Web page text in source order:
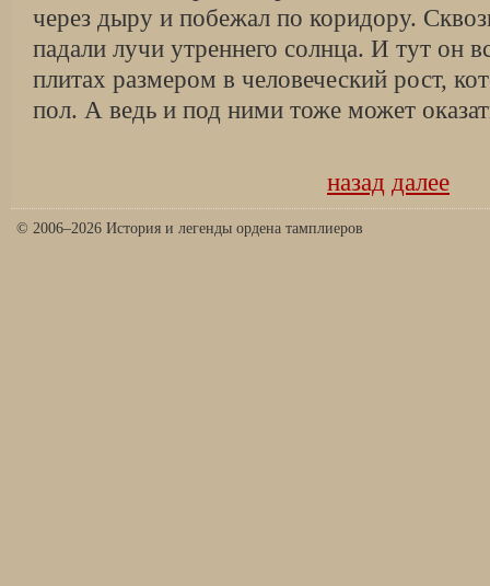
через дыру и побежал по коридору.
падали лучи утреннего солнца. И тут он
плитах размером в человеческий рост,
пол. А ведь и под ними тоже может
назад далее
© 2006–2026 История и легенды ордена тамплиеров